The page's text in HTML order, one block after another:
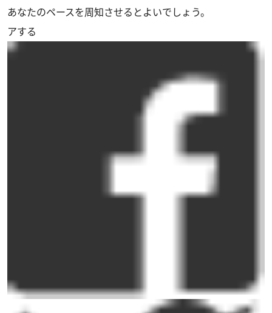
あなたのペースを周知させるとよいでしょう。
アする